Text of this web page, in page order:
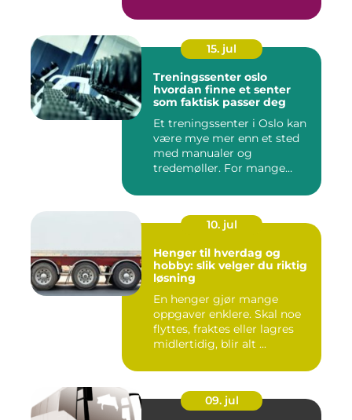
15. jul
Treningssenter oslo
hvordan finne et senter
som faktisk passer deg
Et treningssenter i Oslo kan
være mye mer enn et sted
med manualer og
tredemøller. For mange
10. jul
Henger til hverdag og
hobby: slik velger du riktig
løsning
En henger gjør mange
oppgaver enklere. Skal noe
flyttes, fraktes eller lagres
midlertidig, blir alt ...
09. jul